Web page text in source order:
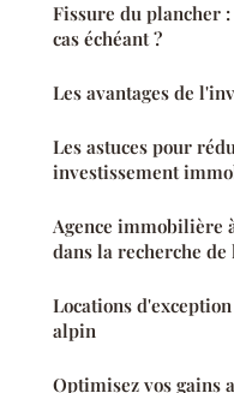
Fissure du plancher
cas échéant ?
Les avantages de
Les astuces pour
investissement
Agence immobilière
dans la recherche de
Locations
alpin
Optimisez vos gains